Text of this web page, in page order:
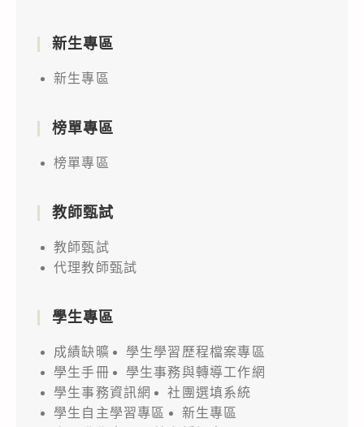
新生專區
新生專區
榜單專區
榜單專區
教師甄試
教師甄試
代理教師甄試
學生專區
成績缺曠
學生學習歷程檔案專區
學生手冊
學生事務與轉導工作網
學生事務資訊網
社團選填系統
學生自主學習專區
新生專區